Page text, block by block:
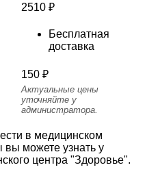
2510 ₽
Бесплатная
доставка
150 ₽
Актуальные цены
уточняйте у
администратора.
в медицинском
вы можете узнать у
центра "Здоровье".